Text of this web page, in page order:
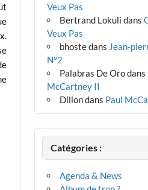
Veux Pas
Bertrand Lokuli dans
Veux Pas
bhostedans Jean-
N°2
Palabras De Orodans
McCartney II
Dillondans Paul
Catégories :
Agenda & News